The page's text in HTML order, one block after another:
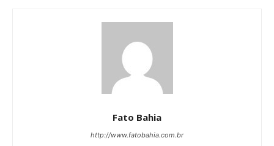
Fato Bahia
http://www.fatobahia.com.br